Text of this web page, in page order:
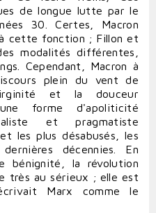
de longue lutte par le
30. Certes, Macron
cette fonction ; Fillon et
modalités différentes,
Cependant, Macron à
plein du vent de
et la douceur
forme d'apoliticité
et pragmatiste
les plus désabusés, les
décennies. En
bénignité, la révolution
très au sérieux ; elle est
Marx comme le